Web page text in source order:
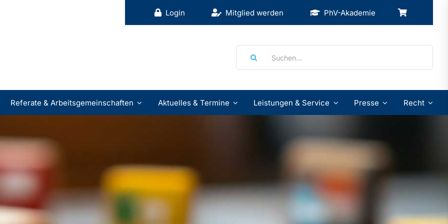
Login Mitglied werden PhV-Akademie
Referate & Arbeitsgemeinschaften Aktuelles & Termine Leistungen & Service Presse Recht